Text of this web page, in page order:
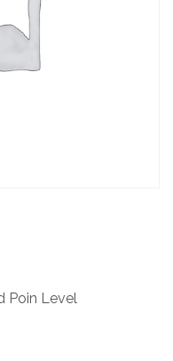
Poin Level